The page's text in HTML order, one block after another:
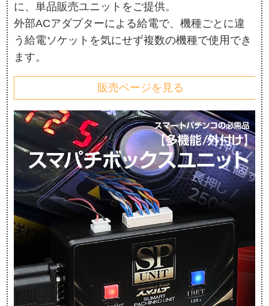
に、単品販売ユニットをご提供。
外部ACアダプターによる給電で、機種ごとに違
う給電ソケットを気にせず複数の機種で使用でき
ます。
販売ページを見る